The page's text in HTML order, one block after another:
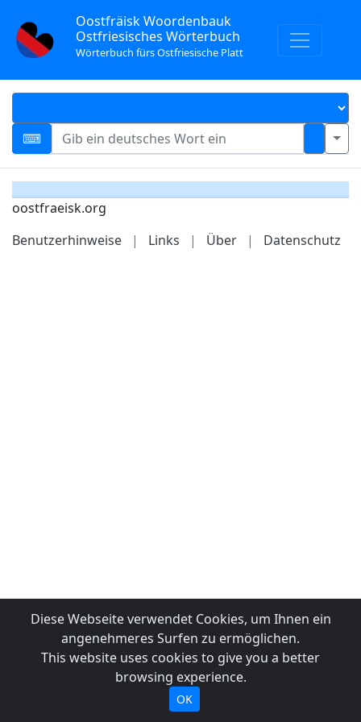
Oostfräisk Woordenbauk
Ostfriesisches Wörterbuch
Wörterbuch fürs Ostfriesische Platt
oostfraeisk.org
Benutzerhinweise
| Links | Über | Datenschutz
Diese Webseite verwendet Cookies, um Ihnen ein
angenehmeres Surfen zu ermöglichen.
This website uses cookies to give you a better
browsing experience.
OK